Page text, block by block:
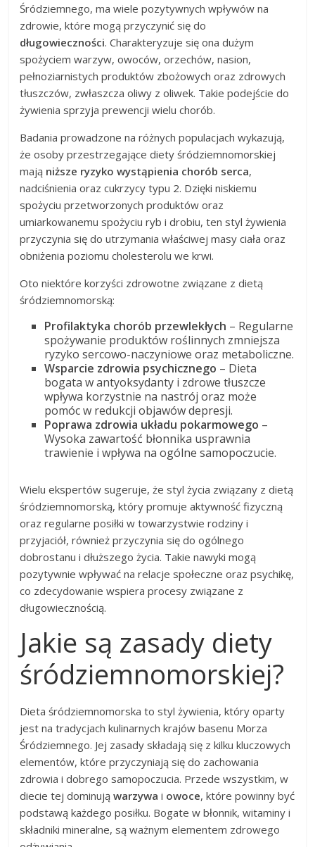
Śródziemnego, ma wiele pozytywnych wpływów na
zdrowie, które mogą przyczynić się do
długowieczności. Charakteryzuje się ona dużym
spożyciem warzyw, owoców, orzechów, nasion,
pełnoziarnistych produktów zbożowych oraz zdrowych
tłuszczów, zwłaszcza oliwy z oliwek. Takie podejście do
żywienia sprzyja prewencji wielu chorób.
Badania prowadzone na różnych populacjach wykazują,
że osoby przestrzegające diety śródziemnomorskiej
mają niższe ryzyko wystąpienia chorób serca,
nadciśnienia oraz cukrzycy typu 2. Dzięki niskiemu
spożyciu przetworzonych produktów oraz
umiarkowanemu spożyciu ryb i drobiu, ten styl żywienia
przyczynia się do utrzymania właściwej masy ciała oraz
obniżenia poziomu cholesterolu we krwi.
Oto niektóre korzyści zdrowotne związane z dietą
śródziemnomorską:
Profilaktyka chorób przewlekłych – Regularne
spożywanie produktów roślinnych zmniejsza
ryzyko sercowo-naczyniowe oraz metaboliczne.
Wsparcie zdrowia psychicznego – Dieta
bogata w antyoksydanty i zdrowe tłuszcze
wpływa korzystnie na nastrój oraz może
pomóc w redukcji objawów depresji.
Poprawa zdrowia układu pokarmowego –
Wysoka zawartość błonnika usprawnia
trawienie i wpływa na ogólne samopoczucie.
Wielu ekspertów sugeruje, że styl życia związany z dietą
śródziemnomorską, który promuje aktywność fizyczną
oraz regularne posiłki w towarzystwie rodziny i
przyjaciół, również przyczynia się do ogólnego
dobrostanu i dłuższego życia. Takie nawyki mogą
pozytywnie wpływać na relacje społeczne oraz psychikę,
co zdecydowanie wspiera procesy związane z
długowiecznością.
Jakie są zasady diety
śródziemnomorskiej?
Dieta śródziemnomorska to styl żywienia, który oparty
jest na tradycjach kulinarnych krajów basenu Morza
Śródziemnego. Jej zasady składają się z kilku kluczowych
elementów, które przyczyniają się do zachowania
zdrowia i dobrego samopoczucia. Przede wszystkim, w
diecie tej dominująwarzywa i owoce, które powinny być
podstawą każdego posiłku. Bogate w błonnik, witaminy i
składniki mineralne, są ważnym elementem zdrowego